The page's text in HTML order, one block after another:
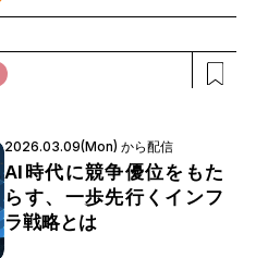
2026.03.09(Mon) から配信
AI時代に競争優位をもた
らす、一歩先行くインフ
ラ戦略とは